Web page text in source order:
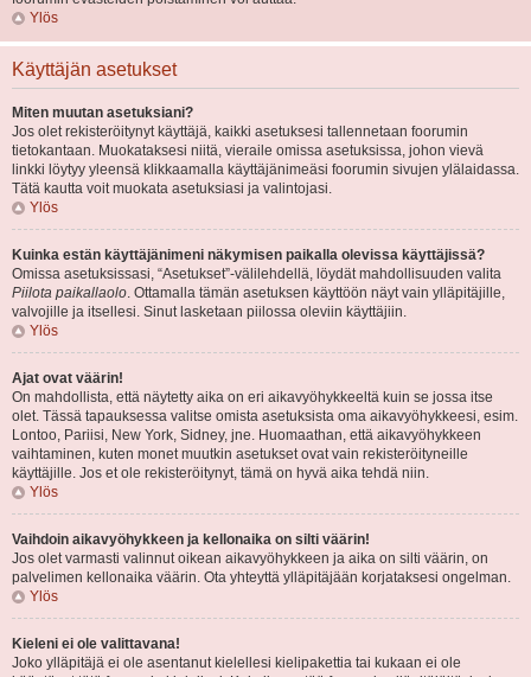
Ylös
Käyttäjän asetukset
Miten muutan asetuksiani?
Jos olet rekisteröitynyt käyttäjä, kaikki asetuksesi tallennetaan foorumin
tietokantaan. Muokataksesi niitä, vieraile omissa asetuksissa, johon vievä
linkki löytyy yleensä klikkaamalla käyttäjänimeäsi foorumin sivujen ylälaidassa.
Tätä kautta voit muokata asetuksiasi ja valintojasi.
Ylös
Kuinka estän käyttäjänimeni näkymisen paikalla olevissa käyttäjissä?
Omissa asetuksissasi, “Asetukset”-välilehdellä, löydät mahdollisuuden valita
Piilota paikallaolo. Ottamalla tämän asetuksen käyttöön näyt vain ylläpitäjille,
valvojille ja itsellesi. Sinut lasketaan piilossa oleviin käyttäjiin.
Ylös
Ajat ovat väärin!
On mahdollista, että näytetty aika on eri aikavyöhykkeeltä kuin se jossa itse
olet. Tässä tapauksessa valitse omista asetuksista oma aikavyöhykkeesi, esim.
Lontoo, Pariisi, New York, Sidney, jne. Huomaathan, että aikavyöhykkeen
vaihtaminen, kuten monet muutkin asetukset ovat vain rekisteröityneille
käyttäjille. Jos et ole rekisteröitynyt, tämä on hyvä aika tehdä niin.
Ylös
Vaihdoin aikavyöhykkeen ja kellonaika on silti väärin!
Jos olet varmasti valinnut oikean aikavyöhykkeen ja aika on silti väärin, on
palvelimen kellonaika väärin. Ota yhteyttä ylläpitäjään korjataksesi ongelman.
Ylös
Kieleni ei ole valittavana!
Joko ylläpitäjä ei ole asentanut kielellesi kielipakettia tai kukaan ei ole